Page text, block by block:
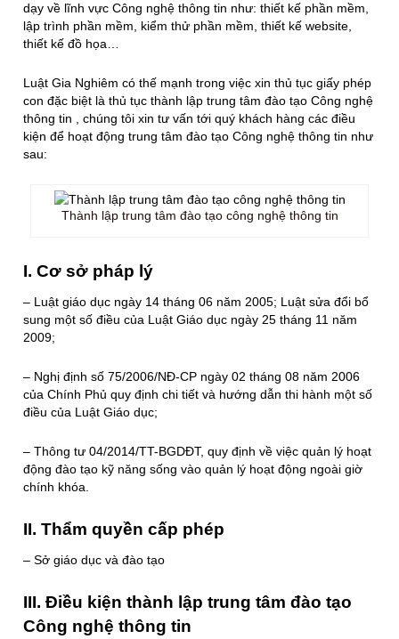
dạy về lĩnh vực Công nghệ thông tin như: thiết kế phần mềm,
lập trình phần mềm, kiểm thử phần mềm, thiết kế website,
thiết kế đồ họa…
Luật Gia Nghiêm có thế mạnh trong việc xin thủ tục giấy phép
con đặc biệt là thủ tục thành lập trung tâm đào tạo Công nghệ
thông tin , chúng tôi xin tư vấn tới quý khách hàng các điều
kiện để hoạt động trung tâm đào tạo Công nghệ thông tin như
sau:
Thành lập trung tâm đào tạo công nghệ thông tin
I. Cơ sở pháp lý
– Luật giáo dục ngày 14 tháng 06 năm 2005; Luật sửa đổi bổ
sung một số điều của Luật Giáo dục ngày 25 tháng 11 năm
2009;
– Nghị định số 75/2006/NĐ-CP ngày 02 tháng 08 năm 2006
của Chính Phủ quy định chi tiết và hướng dẫn thi hành một số
điều của Luật Giáo dục;
– Thông tư 04/2014/TT-BGDĐT, quy định về việc quản lý hoạt
động đào tạo kỹ năng sống vào quản lý hoạt động ngoài giờ
chính khóa.
II. Thẩm quyền cấp phép
– Sở giáo dục và đào tạo
III. Điều kiện thành lập trung tâm đào tạo
Công nghệ thông tin